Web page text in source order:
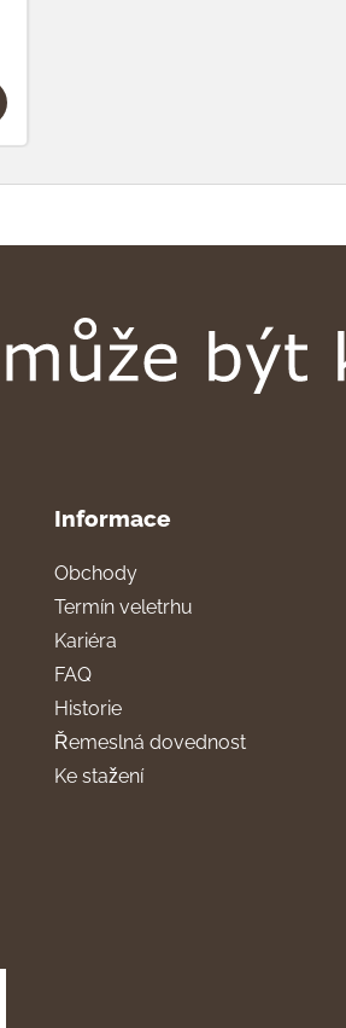
Informace
Obchody
Termín veletrhu
Kariéra
FAQ
Historie
Řemeslná dovednost
Ke stažení